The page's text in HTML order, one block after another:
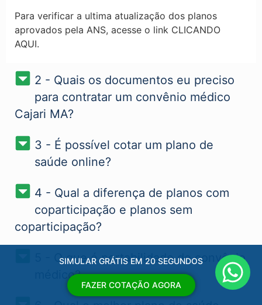
Para verificar a ultima atualização dos planos
aprovados pela ANS, acesse o link CLICANDO
AQUI.
2 - Quais os documentos eu preciso
para contratar um convênio médico
Cajari MA?
3 - É possível cotar um plano de
saúde online?
4 - Qual a diferença de planos com
coparticipação e planos sem
coparticipação?
5 - O que é portabilidade de convênio
médico?
SIMULAR GRÁTIS EM 20 SEGUNDOS
FAZER COTAÇÃO AGORA